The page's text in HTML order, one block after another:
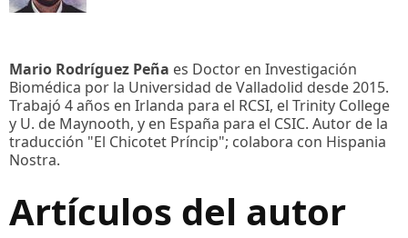
Mario Rodríguez Peña es Doctor en Investigación
Biomédica por la Universidad de Valladolid desde 2015.
Trabajó 4 años en Irlanda para el RCSI, el Trinity College
y U. de Maynooth, y en España para el CSIC. Autor de la
traducción "El Chicotet Príncip"; colabora con Hispania
Nostra.
Artículos del autor